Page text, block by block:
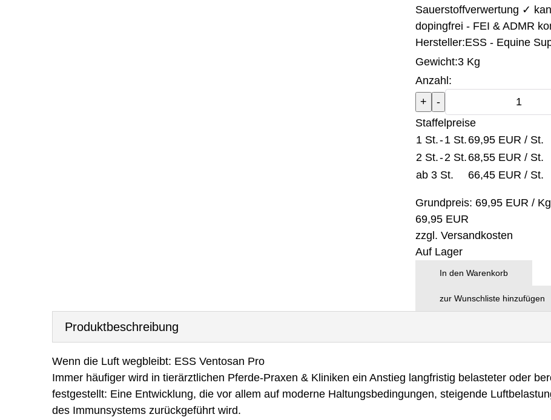
Sauerstoffverwertung ✓
dopingfrei - FEI & ADMR
Hersteller:ESS - Equine
Gewicht:3 Kg
Anzahl:
Staffelpreise
1 St.-1 St. 69,95 EUR / St.
2 St.-2 St. 68,55 EUR / St.
ab 3 St.
66,45 EUR / St.
Grundpreis: 69,95 EUR / Kg
69,95 EUR
zzgl. Versandkosten
Auf Lager
Produktbeschreibung
Wenn die Luft wegbleibt: ESS Ventosan Pro
Immer häufiger wird in tierärztlichen Pferde-Praxen & Kliniken ein Anstieg langfristig belasteter oder
festgestellt: Eine Entwicklung, die vor allem auf moderne Haltungsbedingungen, steigende
des Immunsystems zurückgeführt wird.